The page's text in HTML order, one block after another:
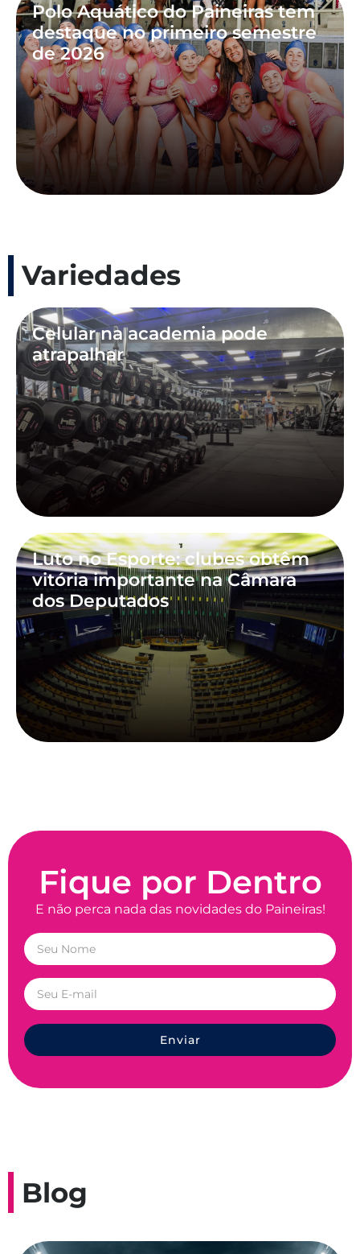
Polo Aquático do Paineiras tem
destaque no primeiro semestre
de 2026
Variedades
Celular na academia pode
atrapalhar
Luto no Esporte: clubes obtêm
vitória importante na Câmara
dos Deputados
Fique por Dentro
E não perca nada das novidades do Paineiras!
Enviar
Blog